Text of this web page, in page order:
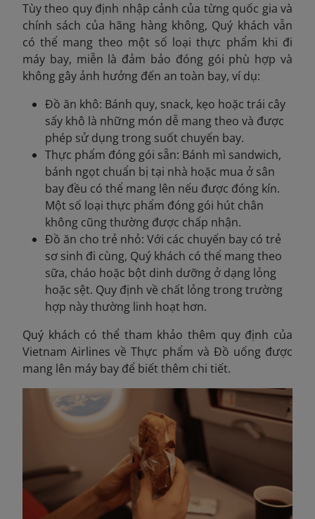
Tùy theo quy định nhập cảnh của từng quốc gia và
chính sách của hãng hàng không, Quý khách vẫn
có thể mang theo một số loại thực phẩm khi đi
máy bay, miễn là đảm bảo đóng gói phù hợp và
không gây ảnh hưởng đến an toàn bay, ví dụ:
Đồ ăn khô: Bánh quy, snack, kẹo hoặc trái cây
sấy khô là những món dễ mang theo và được
phép sử dụng trong suốt chuyến bay.
Thực phẩm đóng gói sẵn: Bánh mì sandwich,
bánh ngọt chuẩn bị tại nhà hoặc mua ở sân
bay đều có thể mang lên nếu được đóng kín.
Một số loại thực phẩm đóng gói hút chân
không cũng thường được chấp nhận.
Đồ ăn cho trẻ nhỏ: Với các chuyến bay có trẻ
sơ sinh đi cùng, Quý khách có thể mang theo
sữa, cháo hoặc bột dinh dưỡng ở dạng lỏng
hoặc sệt. Quy định về chất lỏng trong trường
hợp này thường linh hoạt hơn.
Quý khách có thể tham khảo thêm quy định của
Vietnam Airlines về Thực phẩm và Đồ uống được
mang lên máy bay để biết thêm chi tiết.